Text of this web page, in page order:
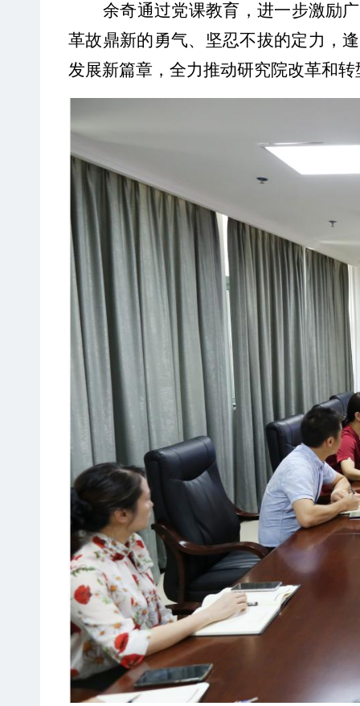
余奇通过党课教育，进一步激励
革故鼎新的勇气、坚忍不拔的定力，
发展新篇章，全力推动研究院改革和